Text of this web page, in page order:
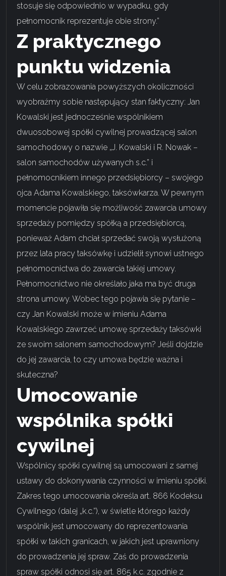
stosuje się odpowiednio w wypadku, gdy
pełnomocnik reprezentuje obie strony.”
Z praktycznego
punktu widzenia
W celu zobrazowania powyższych okoliczności
wyobraźmy sobie następujący stan faktyczny: Jan
Kowalski jest jednocześnie wspólnikiem
dwuosobowej spółki cywilnej prowadzącej salon
samochodowy o nazwie „J. Kowalski i R. Nowak –
salon samochodów używanych s.c.” i
pełnomocnikiem innego przedsiębiorcy – swojego
ojca Adama Kowalskiego, taksówkarza. W pewnym
momencie pojawiła się możliwość zawarcia umowy
sprzedaży pomiędzy spółką a przedsiębiorcą,
ponieważ Adam chciał sprzedać swoją wysłużoną
przez lata pracy taksówkę i udzielił synowi ustnego
pełnomocnictwa do zawarcia takiej umowy.
Pełnomocnictwo nie określało jaka ma być druga
strona umowy. Wobec tego pojawia się pytanie –
czy Jan Kowalski może w imieniu Adama
Kowalskiego zawrzeć umowę sprzedaży taksówki
ze swoim salonem samochodowym? Jeśli dojdzie
do jej zawarcia, to czy umowa będzie ważna i
skuteczna?
Umocowanie
wspólnika spółki
cywilnej
Wspólnicy spółki cywilnej są umocowani z samej
ustawy do dokonywania czynności w imieniu spółki.
Zakres tego umocowania określa art. 866 Kodeksu
Cywilnego (dalej „k.c.”), w świetle którego każdy
wspólnik jest umocowany do reprezentowania
spółki w takich granicach, w jakich jest uprawniony
do prowadzenia jej spraw. Zaś do prowadzenia
spraw spółki odnosi się art. 865 k.c. zgodnie z